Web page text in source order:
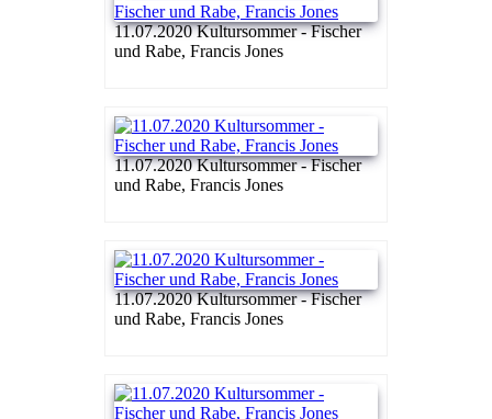
11.07.2020 Kultursommer - Fischer
und Rabe, Francis Jones
11.07.2020 Kultursommer - Fischer
und Rabe, Francis Jones
11.07.2020 Kultursommer - Fischer
und Rabe, Francis Jones